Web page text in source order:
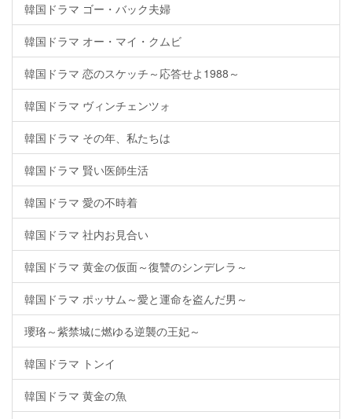
韓国ドラマ ゴー・バック夫婦
韓国ドラマ オー・マイ・クムビ
韓国ドラマ 恋のスケッチ～応答せよ1988～
韓国ドラマ ヴィンチェンツォ
韓国ドラマ その年、私たちは
韓国ドラマ 賢い医師生活
韓国ドラマ 愛の不時着
韓国ドラマ 社内お見合い
韓国ドラマ 黄金の仮面～復讐のシンデレラ～
韓国ドラマ ポッサム～愛と運命を盗んだ男～
瓔珞～紫禁城に燃ゆる逆襲の王妃～
韓国ドラマ トンイ
韓国ドラマ 黄金の魚